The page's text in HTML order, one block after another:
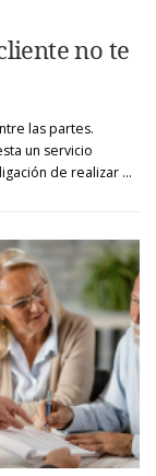
no te
las partes.
un servicio
de realizar …